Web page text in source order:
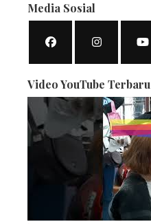
Media Sosial
Video YouTube Terbaru